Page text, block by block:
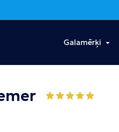
Galamērķi
Hurgada